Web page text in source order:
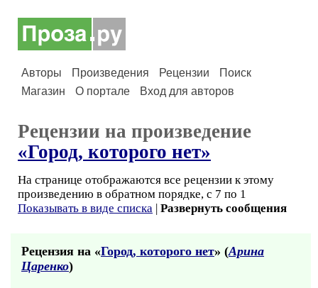
Авторы Произведения Рецензии
Поиск
Магазин
О портале Вход для авторов
Рецензии на произведение
«Город, которого нет»
На странице отображаются все рецензии к этому
произведению в обратном порядке, с 7 по 1
Показывать в виде списка | Развернуть сообщения
Рецензия на «Город, которого нет» (Арина
Царенко)